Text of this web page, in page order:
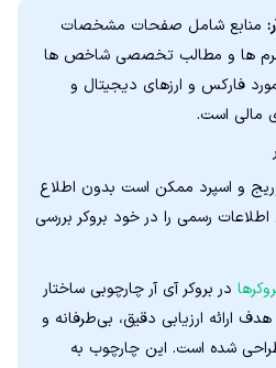
منابع شامل صفحات مشخصات
ها و مطالب تخصصی شاخص ها
فارکس و ارزهای دیجیتال و
مالی است.
و اسپرد ممکن است بدون اطلاع
رسمی را در خود بروکر بررسی
در بروکر آی آر چارچوبی ساختار
ارائه ارزیابی دقیق، بی‌طرفانه و
شده است. این چارچوب به